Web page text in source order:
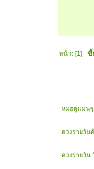
หน้า: [1]ขึ้
หมอดูแม่นๆ
ดวงรายวัน
ดวงรายวัน